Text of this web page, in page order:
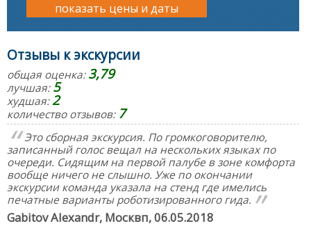
показать цены и даты
Отзывы к экскурсии
общая оценка:3,79
лучшая:5
худшая:2
количество отзывов: 7
Это сборная экскурсия. По громкоговорителю,
записанный голос вещал на нескольких языках по
очереди. Сидящим на первой палубе в зоне комфорта
вообще ничего не слышно. Уже по окончании
экскурсии команда указала на стенд где имелись
печатные варианты роботизированного гида.
Gabitov Alexandr, Москвп,06.05.2018